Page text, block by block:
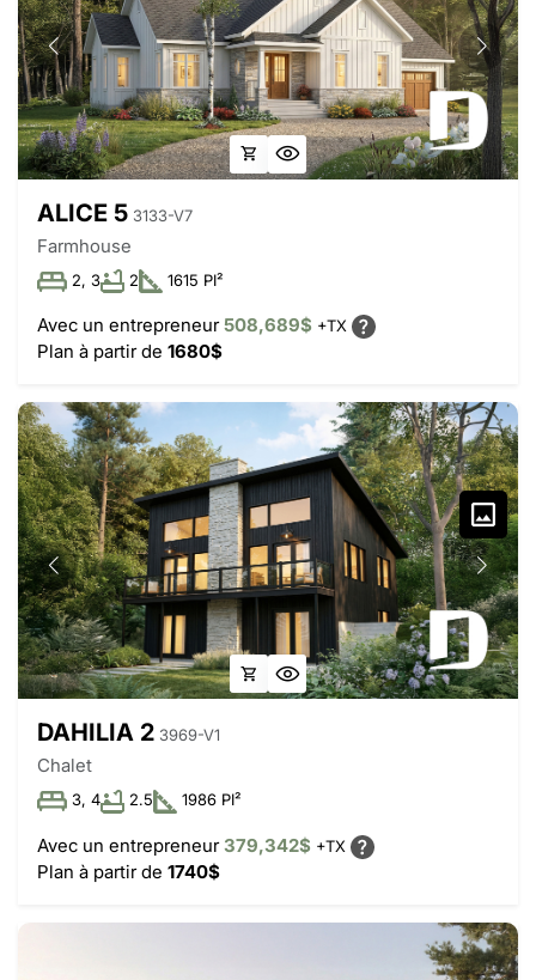
ALICE 5 3133-V7
Farmhouse
2, 3 2 1615 PI²
Avec un entrepreneur508,689$ +TX
Plan à partir de 1680$
DAHILIA 2 3969-V1
Chalet
3, 4 2.5 1986 PI²
Avec un entrepreneur379,342$ +TX
Plan à partir de 1740$